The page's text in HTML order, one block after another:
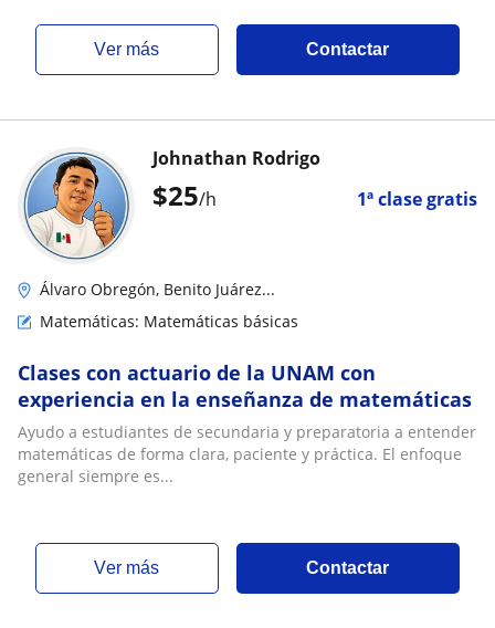
ver más Contactar
$25/h 1ª clase gratis
Johnathan Rodrigo
Álvaro Obregón, Benito Juárez...
Matemáticas: Matemáticas básicas
Clases con actuario de la UNAM con
experiencia en la enseñanza de matemáticas
Ayudo a estudiantes de secundaria y preparatoria a entender
matemáticas de forma clara, paciente y práctica. El enfoque
general siempre es...
ver más Contactar